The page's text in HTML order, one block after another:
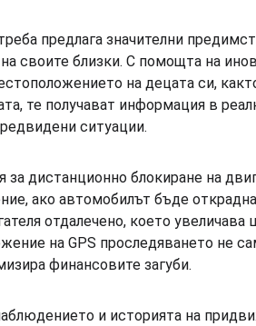
предлага значителни
своите близки. С помощта на
на децата си,
те получават информация в
ситуации.
дистанционно блокиране на
ако автомобилът бъде
отдалечено, което увеличава
на GPS проследяването не
финансовите загуби.
и историята на